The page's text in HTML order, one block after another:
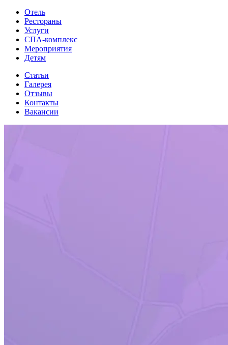
Отель
Рестораны
Услуги
СПА-комплекс
Мероприятия
Детям
Статьи
Галерея
Отзывы
Контакты
Вакансии